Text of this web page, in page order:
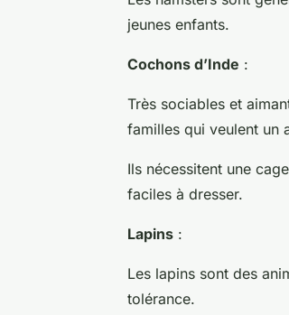
jeunes enfants.
Cochons d’Inde :
Très sociables et
familles qui veulent un
Ils nécessitent une
faciles à dresser.
Lapins :
Les lapins sont des
tolérance.